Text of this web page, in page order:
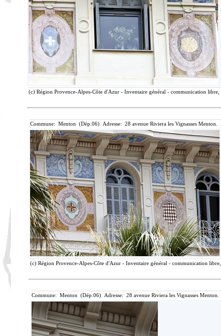
(c) Région Provence-Alpes-Côte d'Azur - Inventaire général - communication
Commune: Menton (Dép.06) Adresse: 28 avenue Riviera les Vignasses
(c) Région Provence-Alpes-Côte d'Azur - Inventaire général - communication
Commune: Menton (Dép.06) Adresse: 28 avenue Riviera les Vignasses